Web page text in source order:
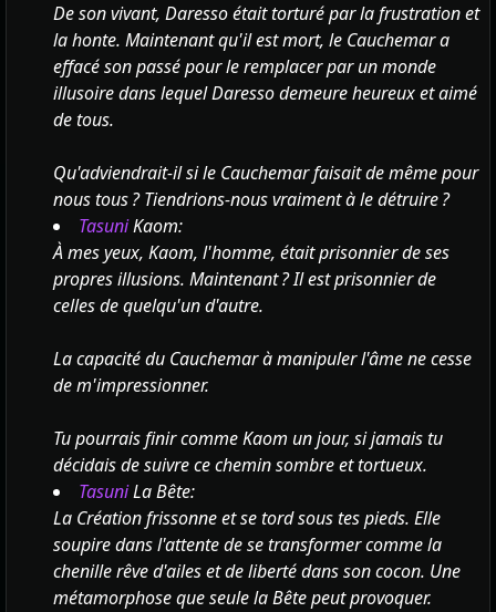
De son vivant, Daresso était torturé par la frustration et
la honte. Maintenant qu'il est mort, le Cauchemar a
effacé son passé pour le remplacer par un monde
illusoire dans lequel Daresso demeure heureux et aimé
de tous.
Qu'adviendrait-il si le Cauchemar faisait de même pour
nous tous ? Tiendrions-nous vraiment à le détruire ?
TasuniKaom:
À mes yeux, Kaom, l'homme, était prisonnier de ses
propres illusions. Maintenant ? Il est prisonnier de
celles de quelqu'un d'autre.
La capacité du Cauchemar à manipuler l'âme ne cesse
de m'impressionner.
Tu pourrais finir comme Kaom un jour, si jamais tu
décidais de suivre ce chemin sombre et tortueux.
TasuniLa Bête:
La Création frissonne et se tord sous tes pieds. Elle
soupire dans l'attente de se transformer comme la
chenille rêve d'ailes et de liberté dans son cocon. Une
métamorphose que seule la Bête peut provoquer.